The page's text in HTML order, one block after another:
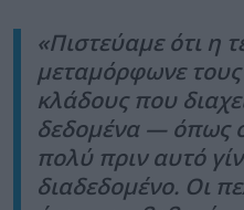
«Πιστεύαμε ότι η
μεταμόρφωνε
κλάδους που
δεδομένα — όπως
πολύ πριν αυτό
διαδεδομένο. Οι